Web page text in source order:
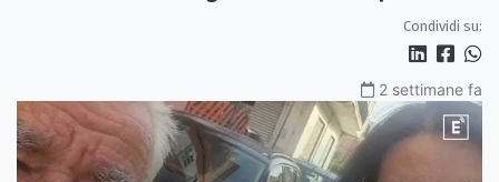
Condividi su:
2 settimane fa